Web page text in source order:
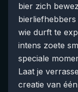
bier zich
wie durft te
intens zoete
speciale
Laat je
creatie van